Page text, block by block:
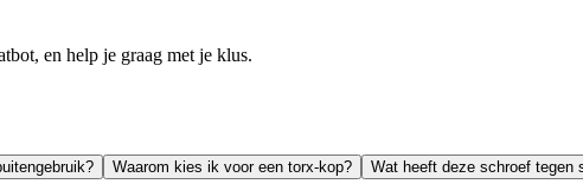
en help je graag met je klus.
Waarom kies ik voor een torx-kop? Wat heeft deze schroef tegen